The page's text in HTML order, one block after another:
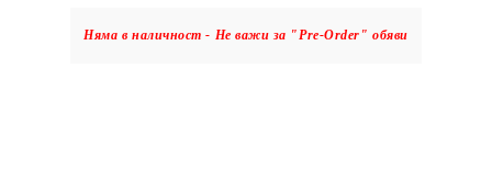
Няма в наличност - Не важи за "Pre-Order" обяви